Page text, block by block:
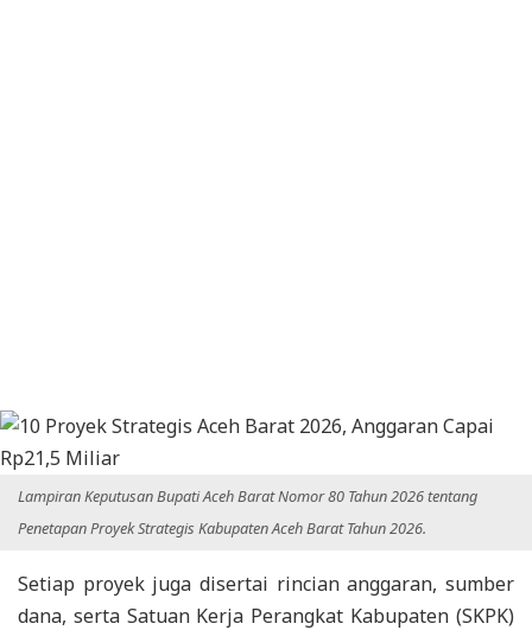
Lampiran Keputusan Bupati Aceh Barat Nomor 80 Tahun 2026 tentang
Penetapan Proyek Strategis Kabupaten Aceh Barat Tahun 2026.
Setiap proyek juga disertai rincian anggaran, sumber
dana, serta Satuan Kerja Perangkat Kabupaten (SKPK)